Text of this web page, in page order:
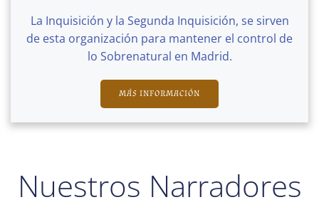
La Inquisición y la Segunda Inquisición, se sirven
de esta organización para mantener el control de
lo Sobrenatural en Madrid.
MÁS INFORMACIÓN
Nuestros Narradores